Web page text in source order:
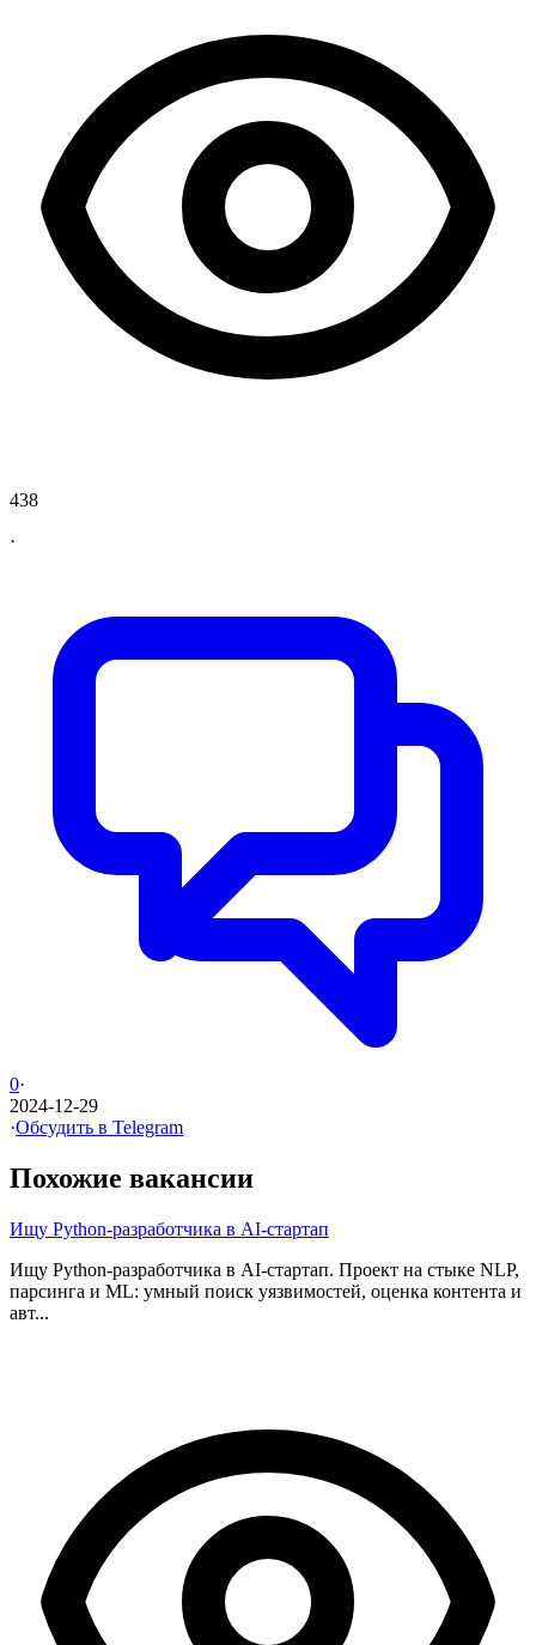
438
·
0·
2024-12-29
·Обсудить в Telegram
Похожие вакансии
Ищу Python-разработчика в AI-стартап
Ищу Python-разработчика в AI-стартап. Проект на стыке NLP,
парсинга и ML: умный поиск уязвимостей, оценка контента и
авт...